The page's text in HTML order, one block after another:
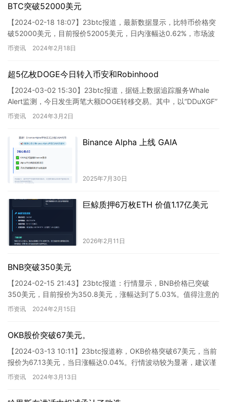
BTC突破52000美元
【2024-02-18 18:07】23btc报道，最新数据显示，比特币价格突
破52000美元，目前报价52005美元，日内涨幅达0.62%，市场波
动频繁，请注意风险防范。
币资讯 2024年2月18日
超5亿枚DOGE今日转入币安和Robinhood
【2024-03-02 15:30】23btc报道，据链上数据追踪服务Whale
Alert监测，今日发生两笔大额DOGE转移交易。其中，以“DDuXGF”
开头的地址将4.5亿枚D…
币资讯 2024年3月2日
Binance Alpha 上线 GAIA
2025年7月30日
巨鲸质押6万枚ETH 价值1.17亿美元
2026年2月11日
BNB突破350美元
【2024-02-15 21:43】23btc报道：行情显示，BNB价格已突破
350美元，目前报价为350.8美元，涨幅达到了5.03%。值得注意的
是，行情波动较为明显，请投资者做…
币资讯 2024年2月15日
OKB股价突破67美元。
【2024-03-13 10:11】23btc报道称，OKB价格突破67美元，当前
报价为67.13美元，当日涨幅达0.04%。行情波动较为显著，建议谨
慎风险控制。 这则新闻报道了O…
币资讯 2024年3月13日